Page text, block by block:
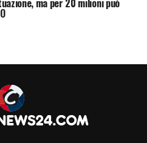
ma per 20 milioni può